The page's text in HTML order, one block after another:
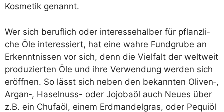
Kos­me­tik genannt.
Wer sich beruf­lich oder inter­es­se­hal­ber für pflanz­li­
che Öle inter­es­siert, hat eine wah­re Fund­gru­be an
Erkennt­nis­sen vor sich, denn die Viel­falt der welt­weit
pro­du­zier­ten Öle und ihre Ver­wen­dung wer­den sich
eröff­nen. So lässt sich neben den bekann­ten Oliven‑,
Argan‑, Hasel­nuss- oder Jojob­a­öl auch Neu­es über
z.B. ein Chuf­a­öl, einem Erd­man­del­gras, oder Pequi­öl